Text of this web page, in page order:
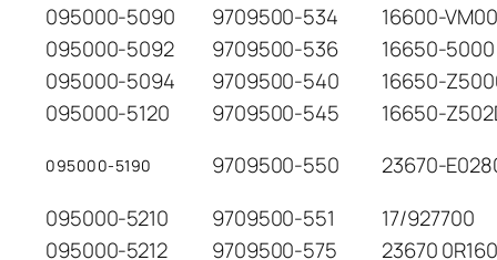
095000-5090
9709500-534
16600-
095000-5092
9709500-536
16650-5000
095000-5094
9709500-540
16650-
095000-5120
9709500-545 16650-
095000-5190 9709500-550
23670-
095000-5210
9709500-551
17/927700
095000-5212
9709500-575
23670 0R160